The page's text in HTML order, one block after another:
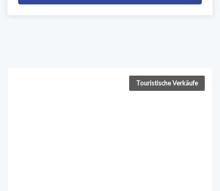
Touristische Verkäufe